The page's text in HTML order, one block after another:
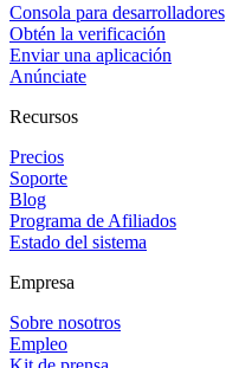
Consola para desarrolladores
Obtén la verificación
Enviar una aplicación
Anúnciate
Recursos
Precios
Soporte
Blog
Programa de Afiliados
Estado del sistema
Empresa
Sobre nosotros
Empleo